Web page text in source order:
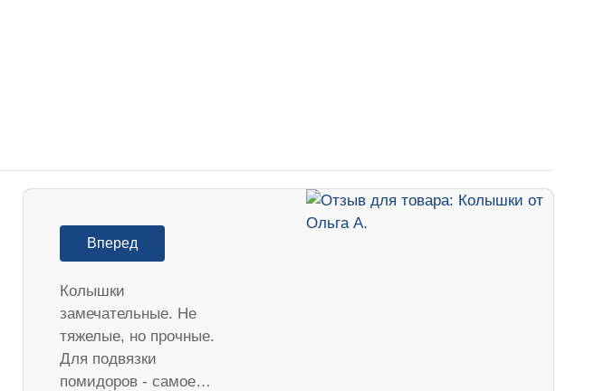
Вперед
Колышки
замечательные. Не
тяжелые, но прочные.
Для подвязки
помидоров - самое…